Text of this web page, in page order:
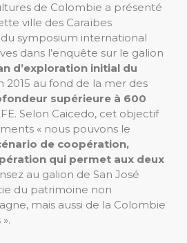
de Colombie a présenté
ville des Caraïbes
symposium international
dans l’enquête sur le galion
d’exploration initial du
2015 au fond de la mer des
supérieure à 600
Selon Caicedo, cet objectif
« nous pouvons le
de coopération,
qui permet aux deux
au galion de San José
du patrimoine non
mais aussi de la Colombie